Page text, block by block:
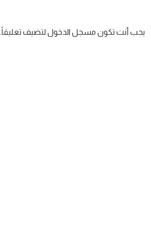
يجب أنت تكون مسجل الدخول لتضيف تعليقاً.